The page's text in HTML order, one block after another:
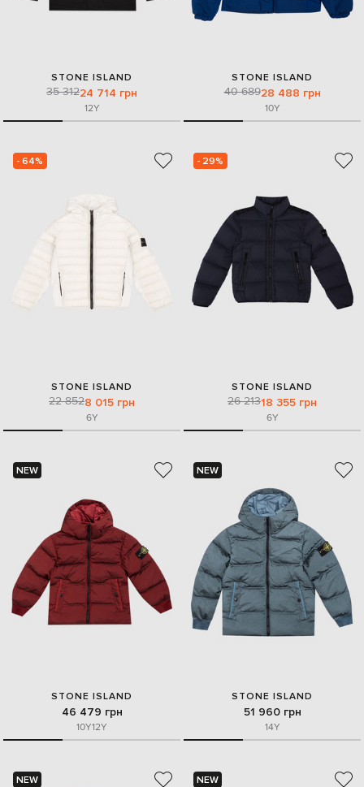
STONE ISLAND
35 31224 714 грн
12Y
STONE ISLAND
40 68928 488 грн
10Y
- 64%
STONE ISLAND
22 8528 015 грн
6Y
- 29%
STONE ISLAND
26 21318 355 грн
6Y
NEW
STONE ISLAND
46 479 грн
10Y12Y
NEW
STONE ISLAND
51 960 грн
14Y
NEW NEW